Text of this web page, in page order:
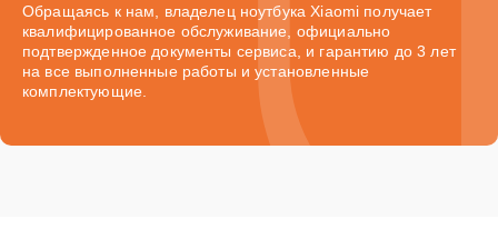
Обращаясь к нам, владелец ноутбука Xiaomi получает
квалифицированное обслуживание, официально
подтвержденное документы сервиса, и гарантию до 3 лет
на все выполненные работы и установленные
комплектующие.